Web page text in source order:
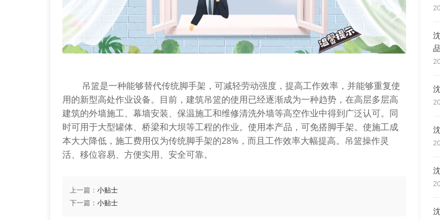
吊篮是一种能够替代传统脚手架，可减轻劳动强度，提高工作效率，并能够重复使
用的新型高处作业设备。目前，建筑吊篮的使用已经逐渐成为一种趋势，在高层多层高
建筑的外墙施工、幕墙安装、保温施工和维修清洗外墙等高空作业中得到广泛认可。同
时可用于大型罐体、桥梁和大坝等工程的作业。使用本产品，可免搭脚手架。使施工成
本大大降低，施工费用仅为传统脚手架的28%，而且工作效率大幅提高。吊篮操作灵
活、移位容易、方便实用、安全可靠。
上一篇： 小贴士
下一篇： 小贴士